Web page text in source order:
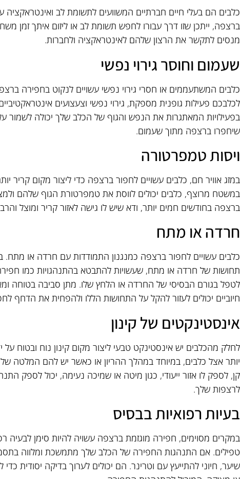
כלבים הם בעלי חיים חברתיים המשוועים לתשומת לב ואינטראקציה
ברצפה, ייתכן שזו דרך עבורו לחפש תשומת לב או ליזום איתך זמן
מנסים לתקשר את הרצון שלהם לאינטראקציה ולחברות.
שעמום וחוסר גירוי נפשי
כלבים המשתעממים או חסרי גירוי נפשי עשויים לנקוט בחפירה
לכלבכם פעילות גופנית מספקת, גירוי נפשי וצעצועים
בפעילויות המאתגרות את הנפש והגוף של הכלב שלך יכולה לשמור על
שיחפרו ברצפה מתוך שעמום.
ויסות טמפרטורה
במזג אוויר חם, כלבים עשויים לחפור ברצפה כדי ליצור מקום קריר
במשטח מרוצף, כלבים יכולים לווסת את טמפרטורת הגוף שלהם
ברצפה בחודשים חמים יותר, ודא שיש לו גישה לאזור קריר ומוצל
חרדה או מתח
כלבים עשויים לחפור ברצפה כמנגנון התמודדות עם חרדה או מתח.
תחושות של חרדה או מתח, שעשויות להתבטא בהתנהגויות כמו
לטפל בגורם הבסיסי של החרדה או הלחץ שלו. מתן סביבה בטוחה
חיוביים יכולים לעזור להקל על התחושות הללו ולהפחית את הדחף
אינסטינקטים של קינון
לחלק מהכלבים יש אינסטינקט טבעי ליצור מקום קינון נוח ובטוח על
יותר אצל כלבים, במיוחד במהלך ההריון או כאשר יש להם המלטה
קן, לספק לו אזור ייעודי, כגון מיטה או שמיכה נעימה, יכול לספק
לרצפות שלך.
בעיות רפואיות בבסיס
במקרים מסוימים, חפירה מוגזמת ברצפה עשויה להיות סימן לבעיה
טפילים. אם התנהגות החפירה של הכלב שלך מתמשכת ומלווה
שיער, חיוני להתייעץ עם וטרינר. הם יכולים לערוך בדיקה יסודית